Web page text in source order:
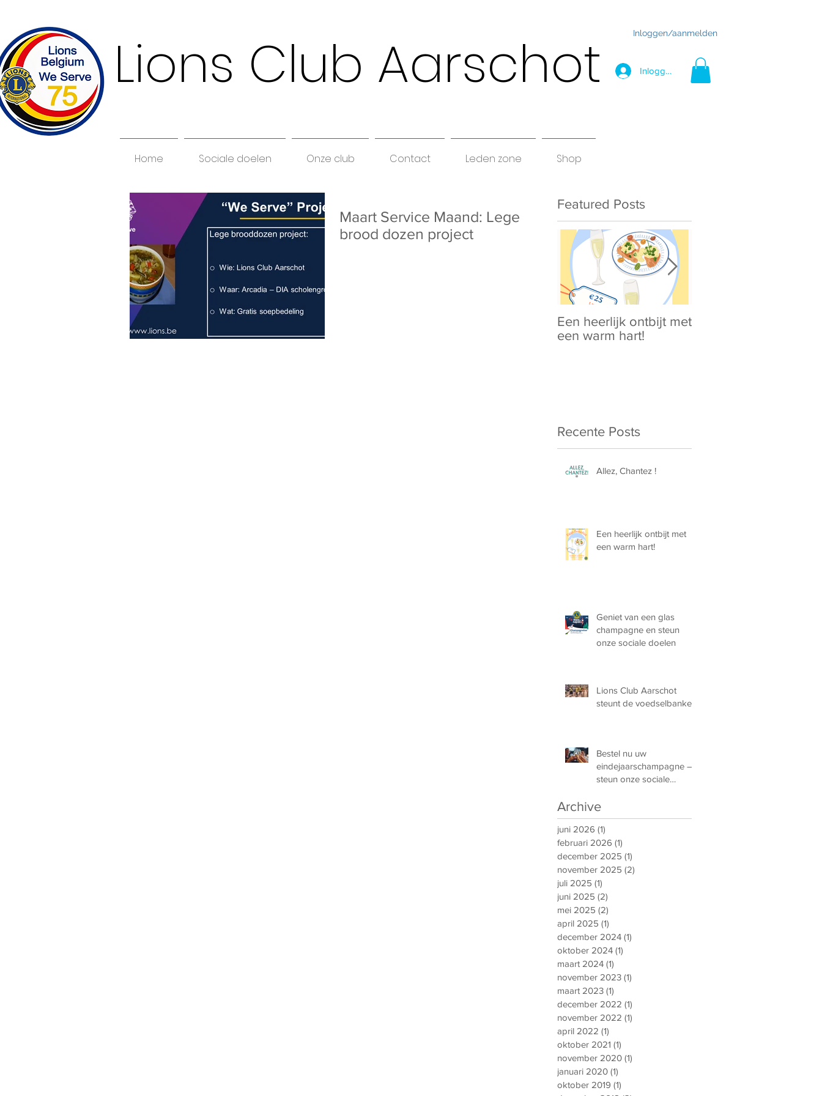
Lions Club Aarschot Inloggen/aanmelden
Inloggen
Home Sociale doelen Onze club Contact Leden zone Shop
Maart Service Maand: Lege
brood dozen project
Featured Posts
Een heerlijk ontbijt met
een warm hart!
Recente Posts
Allez, Chantez !
Een heerlijk ontbijt met
een warm hart!
Geniet van een glas
champagne en steun
onze sociale doelen
Lions Club Aarschot
steunt de voedselbanken!
Bestel nu uw
eindejaarschampagne –
steun onze sociale
Archive
juni 2026 (1)
februari 2026 (1)
december 2025 (1)
november 2025 (2)
juli 2025 (1)
juni 2025 (2)
mei 2025 (2)
april 2025 (1)
december 2024 (1)
oktober 2024 (1)
maart 2024 (1)
november 2023 (1)
maart 2023 (1)
december 2022 (1)
november 2022 (1)
april 2022 (1)
oktober 2021 (1)
november 2020 (1)
januari 2020 (1)
oktober 2019 (1)